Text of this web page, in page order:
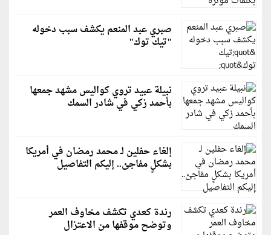
صبري عبد المنعم يكشف سبب دخوله
"تيك توك"
نبيلة عبيد تروي كواليس مشهد جمعها
بأحمد زكي في شادر السمك
إلغاء حفلين لـ محمد رمضان في أمريكا
بشكلٍ مفاجئ.. إليكم التفاصيل
رندة كعدي تكشف مخاوف العمر
وتوضح موقفها من الاعتزال